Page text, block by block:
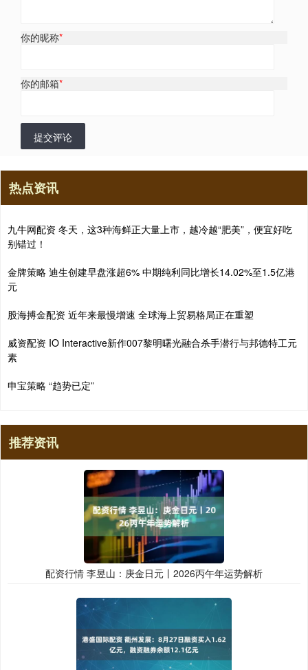
你的昵称*
你的邮箱*
提交评论
热点资讯
九牛网配资 冬天，这3种海鲜正大量上市，越冷越“肥美”，便宜好吃
别错过！
金牌策略 迪生创建早盘涨超6% 中期纯利同比增长14.02%至1.5亿港
元
股海搏金配资 近年来最慢增速 全球海上贸易格局正在重塑
威资配资 IO Interactive新作007黎明曙光融合杀手潜行与邦德特工元
素
申宝策略 “趋势已定”
推荐资讯
配资行情 李昱山：庚金日元丨2026丙午年运势解析